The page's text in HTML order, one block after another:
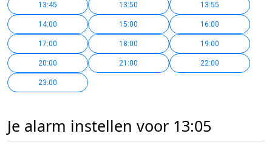
13:45 13:50 13:55
14:00 15:00 16:00
17:00 18:00 19:00
20:00 21:00 22:00
23:00
Je alarm instellen voor 13:05